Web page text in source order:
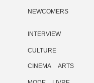
NEWCOMERS
INTERVIEW
CULTURE
CINEMA ARTS